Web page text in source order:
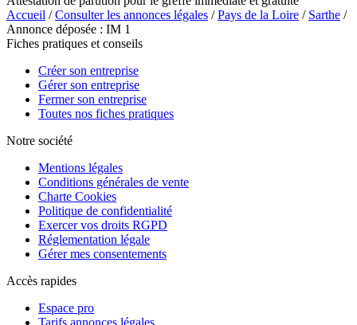
Accueil /Consulter les annonces légales /Pays de la Loire / Sarthe /
Annonce déposée : IM 1
Fiches pratiques et conseils
Créer son entreprise
Gérer son entreprise
Fermer son entreprise
Toutes nos fiches pratiques
Notre société
Mentions légales
Conditions générales de vente
Charte Cookies
Politique de confidentialité
Exercer vos droits RGPD
Réglementation légale
Gérer mes consentements
Accès rapides
Espace pro
Tarifs annonces légales